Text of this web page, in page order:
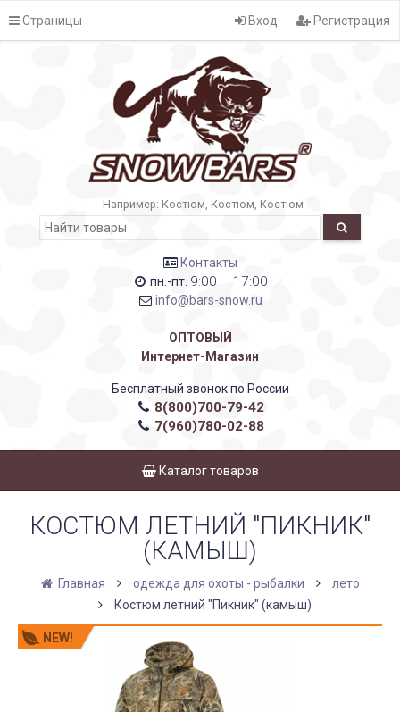
Страницы Вход Регистрация
Например: Костюм Костюм Костюм
Контакты
пн.-пт. 9:00 – 17:00
info@bars-snow.ru
ОПТОВЫЙ
Интернет-Магазин
Бесплатный звонок по России
8(800)700-79-42
7(960)780-02-88
Каталог товаров
КОСТЮМ ЛЕТНИЙ "ПИКНИК"
(КАМЫШ)
Главная одежда для охоты - рыбалки
лето
Костюм летний "Пикник" (камыш)
NEW!